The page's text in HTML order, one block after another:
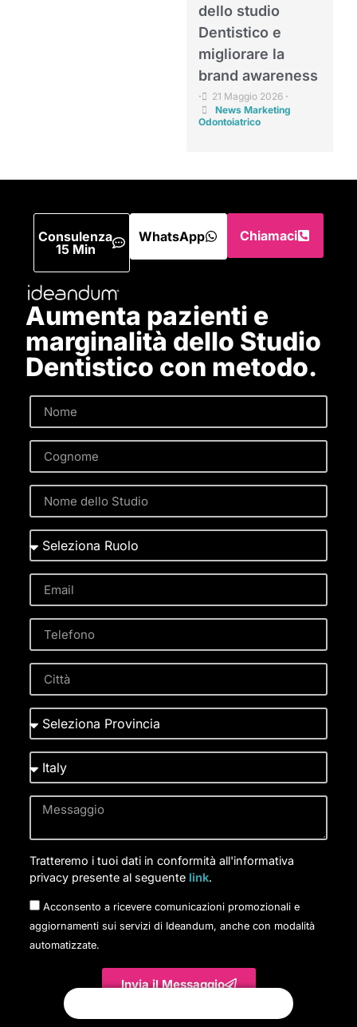
dello studio
Dentistico e
migliorare la
brand awareness
• 21 Maggio 2026 •
News Marketing
Odontoiatrico
Consulenza
15 Min
WhatsApp Chiamaci
Aumenta pazienti e
marginalità dello Studio
Dentistico con metodo.
Tratteremo i tuoi dati in conformità all'informativa
privacy presente al seguente link.
Acconsento a ricevere comunicazioni promozionali e
aggiornamenti sui servizi di Ideandum, anche con modalità
automatizzate.
Invia il Messaggio